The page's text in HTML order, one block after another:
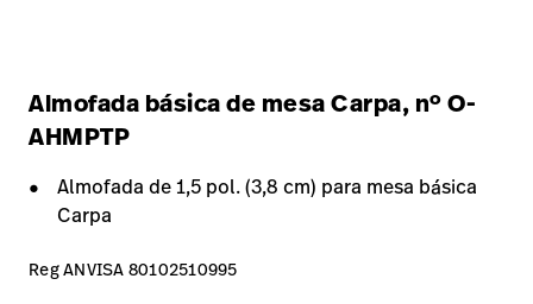
Almofada básica de mesa Carpa, nº O-
AHMPTP
Almofada de 1,5 pol. (3,8 cm) para mesa básica
Carpa
Reg ANVISA 80102510995